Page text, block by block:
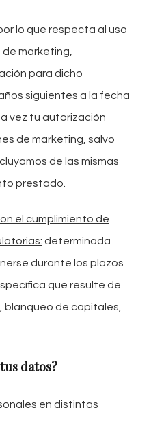
lo que respecta al uso
marketing,
para dicho
siguientes a la fecha
vez tu autorización
de marketing, salvo
de las mismas
prestado.
el cumplimiento de
determinada
durante los plazos
que resulte de
blanqueo de capitales,
datos?
en distintas